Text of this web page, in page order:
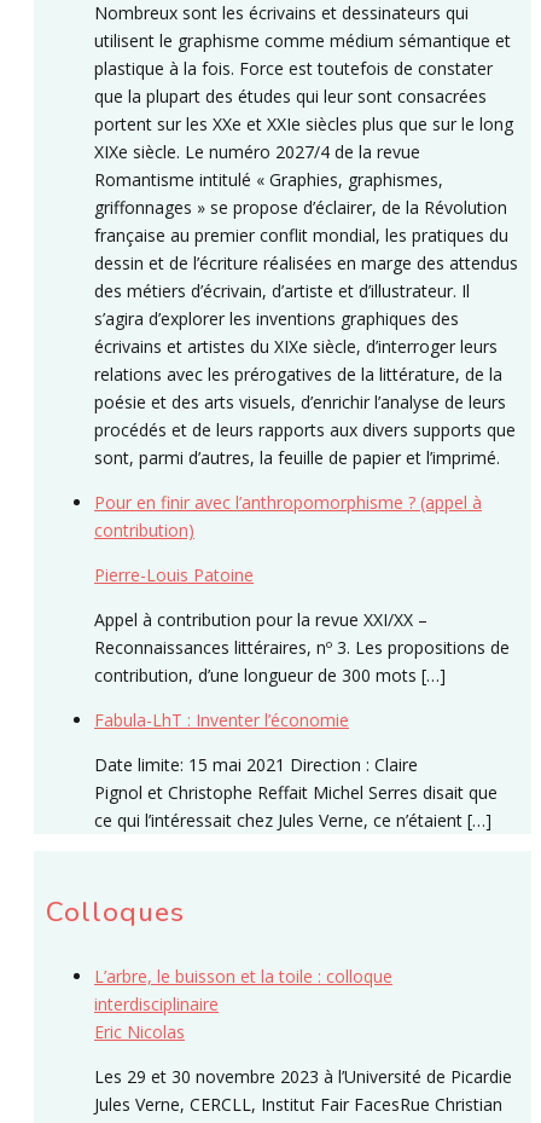
Nombreux sont les écrivains et dessinateurs qui
utilisent le graphisme comme médium sémantique et
plastique à la fois. Force est toutefois de constater
que la plupart des études qui leur sont consacrées
portent sur les XXe et XXIe siècles plus que sur le long
XIXe siècle. Le numéro 2027/4 de la revue
Romantisme intitulé « Graphies, graphismes,
griffonnages » se propose d’éclairer, de la Révolution
française au premier conflit mondial, les pratiques du
dessin et de l’écriture réalisées en marge des attendus
des métiers d’écrivain, d’artiste et d’illustrateur. Il
s’agira d’explorer les inventions graphiques des
écrivains et artistes du XIXe siècle, d’interroger leurs
relations avec les prérogatives de la littérature, de la
poésie et des arts visuels, d’enrichir l’analyse de leurs
procédés et de leurs rapports aux divers supports que
sont, parmi d’autres, la feuille de papier et l’imprimé.
Pour en finir avec l’anthropomorphisme ? (appel à
contribution)
Pierre-Louis Patoine
Appel à contribution pour la revue XXI/XX –
Reconnaissances littéraires, nº 3. Les propositions de
contribution, d’une longueur de 300 mots […]
Fabula-LhT : Inventer l’économie
Date limite: 15 mai 2021 Direction : Claire
Pignol et Christophe Reffait Michel Serres disait que
ce qui l’intéressait chez Jules Verne, ce n’étaient […]
Colloques
L’arbre, le buisson et la toile : colloque
interdisciplinaire
Eric Nicolas
Les 29 et 30 novembre 2023 à l’Université de Picardie
Jules Verne, CERCLL, Institut Fair FacesRue Christian